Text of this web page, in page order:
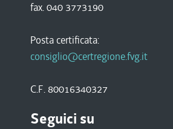
fax. 040 3773190
Posta certificata:
consiglio@certregione.fvg.it
C.F. 80016340327
Seguici su